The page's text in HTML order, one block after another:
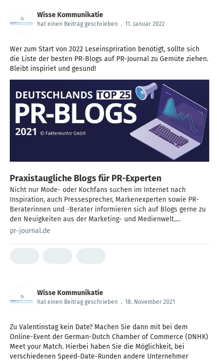
Wisse Kommunikatie
hat einen Beitrag geschrieben . 11. Januar 2022
Wer zum Start von 2022 Leseinspriration benötigt, sollte sich
die Liste der besten PR-Blogs auf PR-Journal zu Gemüte ziehen.
Bleibt inspiriet und gesund!
Praxistaugliche Blogs für PR-Experten
Nicht nur Mode- oder Kochfans suchen im Internet nach
Inspiration, auch Pressesprecher, Markenexperten sowie PR-
Beraterinnen und -Berater informieren sich auf Blogs gerne zu
den Neuigkeiten aus der Marketing- und Medienwelt.
Besonders viele nutzen dafür den Blog der global agierenden
pr-journal.de
Wisse Kommunikatie
hat einen Beitrag geschrieben . 18. November 2021
Zu Valentinstag kein Date? Machen Sie dann mit bei dem
Online-Event der German-Dutch Chamber of Commerce (DNHK)
Meet your Match. Hierbei haben Sie die Möglichkeit, bei
verschiedenen Speed-Date-Runden andere Unternehmer